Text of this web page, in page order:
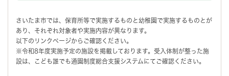
さいたま市では、保育所等で実施するものと幼稚園で実施するものとが
あり、それぞれ対象者や実施内容が異なります。
以下のリンクページからご確認ください。
※令和8年度実施予定の施設を掲載しております。受入体制が整った施
設は、こども誰でも通園制度総合支援システムにてご確認ください。